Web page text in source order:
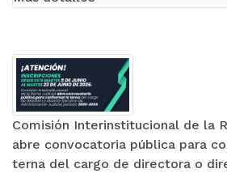
Comisión Interinstitucional de la
abre convocatoria pública para
terna del cargo de directora o